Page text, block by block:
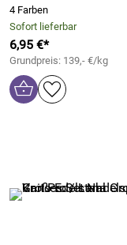
4 Farben
Sofort lieferbar
6,95 €*
Grundpreis: 139,- €/kg